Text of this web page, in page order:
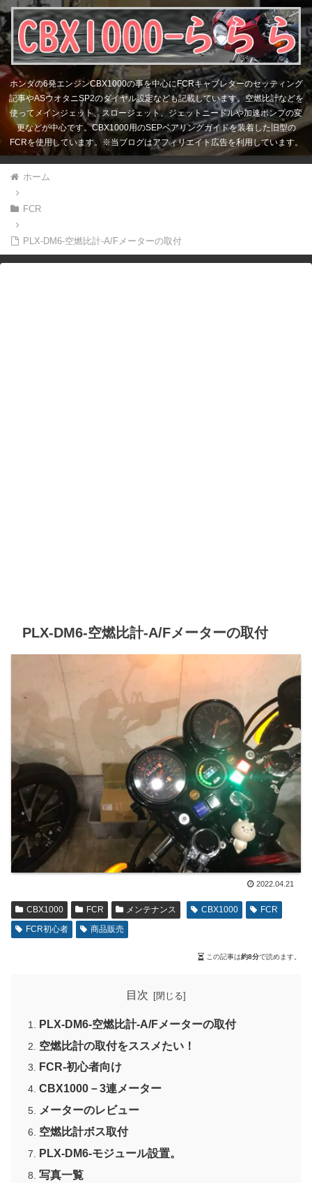
ホンダの6発エンジンCBX1000の事を中心にFCRキャブレターのセッティング
記事やASウオタニSP2のダイヤル設定なども記載しています。空燃比計などを
使ってメインジェット、スロージェット、ジェットニードルや加速ポンプの変
更などが中心です。CBX1000用のSEPベアリングガイドを装着した旧型の
FCRを使用しています。※当ブログはアフィリエイト広告を利用しています。
ホーム
FCR
PLX-DM6-空燃比計-A/Fメーターの取付
PLX-DM6-空燃比計-A/Fメーターの取付
2022.04.21
CBX1000 FCR メンテナンス CBX1000
FCR
FCR初心者
商品販売
この記事は約8分で読めます。
目次
PLX-DM6-空燃比計-A/Fメーターの取付
空燃比計の取付をススメたい！
FCR-初心者向け
CBX1000－3連メーター
メーターのレビュー
空燃比計ボス取付
PLX-DM6-モジュール設置。
写真一覧